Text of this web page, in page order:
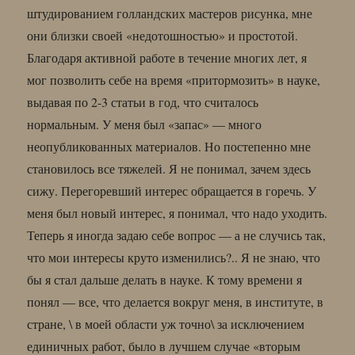
штудированием голландских мастеров рисунка, мне
они близки своей «недотошностью» и простотой.
Благодаря активной работе в течение многих лет, я
мог позволить себе на время «притормозить» в науке,
выдавая по 2-3 статьи в год, что считалось
нормальным. У меня был «запас» — много
неопубликованных материалов. Но постепенно мне
становилось все тяжелей. Я не понимал, зачем здесь
сижу. Перегоревший интерес обращается в горечь. У
меня был новый интерес, я понимал, что надо уходить.
Теперь я иногда задаю себе вопрос — а не случись так,
что мои интересы круто изменились?.. Я не знаю, что
бы я стал дальше делать в науке. К тому времени я
понял — все, что делается вокруг меня, в институте, в
стране, \ в моей области уж точно\ за исключением
единичных работ, было в лучшем случае «вторым